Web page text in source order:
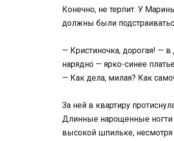
Конечно, не терпит. У
должны были
— Кристиночка, дорогая! —
нарядно — ярко-синее
— Как дела, милая? Как
За ней в квартиру
Длинные нарощенные ногти
высокой шпильке, несмотря